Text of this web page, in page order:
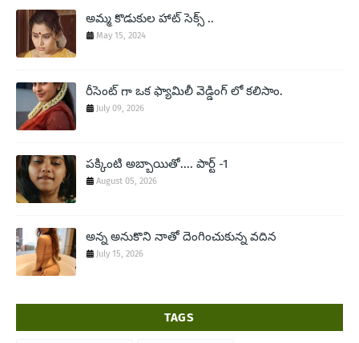
అమ్మ కొడుకుల హాట్ సెక్స్ ..
May 15, 2024
రీసెంట్ గా ఒక ఫ్యామిలీ వెడ్డింగ్ లో కలిసాం.
July 09, 2026
పక్కింటి అబ్బాయితో.... పార్ట్ -1
August 05, 2026
అన్న అనుకొని నాతో దెంగించుకున్న వదిన
July 15, 2026
TAGS